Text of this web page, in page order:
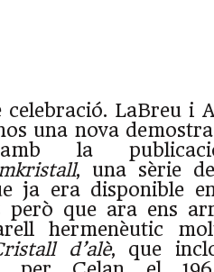
celebració. LaBreu i
una nova
la
, una sèrie
ja era disponible
però que ara ens
hermenèutic
d’alè, que